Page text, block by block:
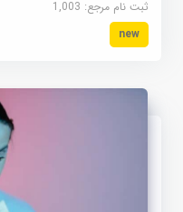
ثبت نام مرجع:1,003
new